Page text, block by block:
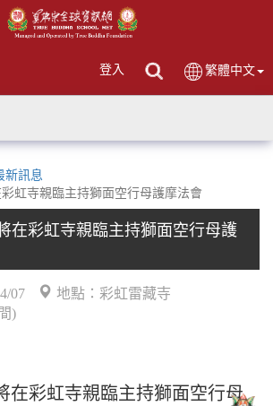
登入 繁體中文
新訊息
虹寺親臨主持獅面空行母護摩法會
在彩虹寺親臨主持獅面空行母護
07
地點：彩虹雷藏寺
)
在彩虹寺親臨主持獅面空行母